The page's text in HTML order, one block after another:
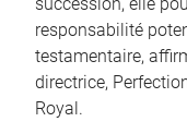
responsabilité
testamentaire,
directrice,
Royal.